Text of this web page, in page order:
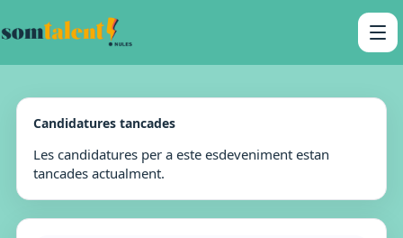
Candidatures tancades
Les candidatures per a este esdeveniment estan
tancades actualment.